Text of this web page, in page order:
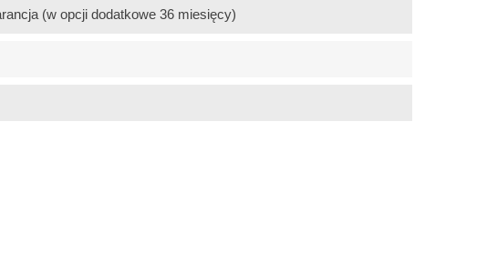
(w opcji dodatkowe 36 miesięcy)